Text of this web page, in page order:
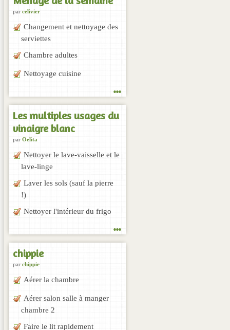
par celivier
Changement et nettoyage des
serviettes
Chambre adultes
Nettoyage cuisine
...
Les multiples usages du
vinaigre blanc
par Oelita
Nettoyer le lave-vaisselle et le
lave-linge
Laver les sols (sauf la pierre
!)
Nettoyer l'intérieur du frigo
...
chippie
par chippie
Aérer la chambre
Aérer salon salle à manger
chambre 2
Faire le lit rapidement